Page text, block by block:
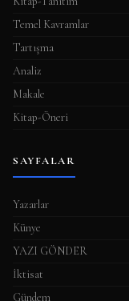
Temel Kavramlar
Tartışma
Analiz
Makale
Kitap-Öneri
SAYFALAR
Yazarlar
Künye
YAZI GÖNDER
İktisat
Gündem